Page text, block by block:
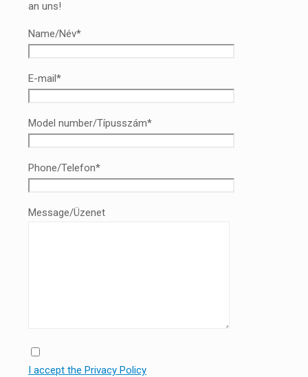
an uns!
Name/Név*
E-mail*
Model number/Típusszám*
Phone/Telefon*
Message/Üzenet
I accept the Privacy Policy